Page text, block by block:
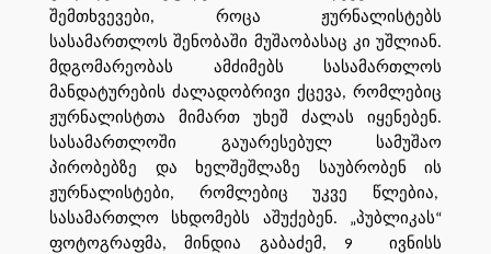
შემთხვევები, როცა ჟურნალისტებს
სასამართლოს შენობაში მუშაობასაც კი უშლიან.
მდგომარეობას ამძიმებს სასამართლოს
მანდატურების ძალადობრივი ქცევა, რომლებიც
ჟურნალისტთა მიმართ უხეშ ძალას იყენებენ.
სასამართლოში გაუარესებულ სამუშაო
პირობებზე და ხელშეშლაზე საუბრობენ ის
ჟურნალისტები, რომლებიც უკვე წლებია,
სასამართლო სხდომებს აშუქებენ. „პუბლიკას“
ფოტოგრაფმა, მინდია გაბაძემ, 9 ივნისს